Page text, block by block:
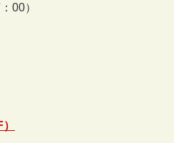
00）